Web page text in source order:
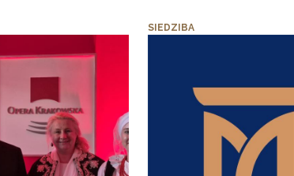
SIEDZIBA